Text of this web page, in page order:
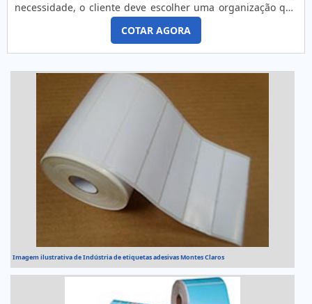
necessidade, o cliente deve escolher uma organização que
se destaque por um bom suporte pré-venda e tenha ampla
experiência no ramo.Quando a questão é rolo etiqueta
adesiva, na 4Food Print o cliente obterá proteção e
INTERESSANTES...
COTAR AGORA
Imagem ilustrativa de Indústria de etiquetas adesivas Montes Claros